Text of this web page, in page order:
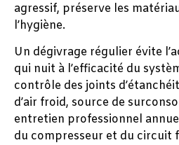
agressif, préserve les
l’hygiène.
Un dégivrage régulier évite
qui nuit à l’efficacité du
contrôle des joints
d’air froid, source de
entretien professionnel
du compresseur et du circuit